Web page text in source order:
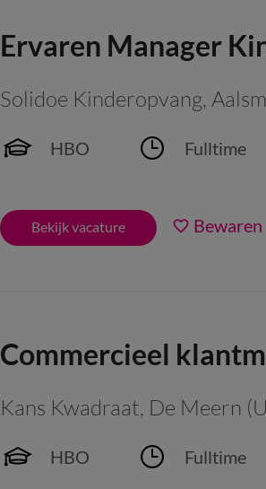
Ervaren Manager
Solidoe Kinderopvang,
HBO Fulltime
Bekijk vacature Bewaren
Commercieel
Kans Kwadraat, De Meern
HBO Fulltime